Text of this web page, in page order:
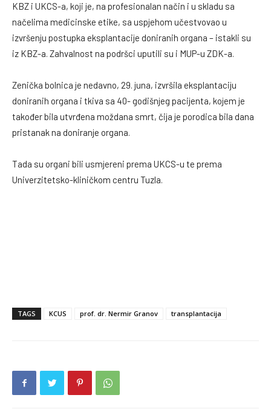
KBZ i UKCS-a, koji je, na profesionalan način i u skladu sa
načelima medicinske etike, sa uspjehom učestvovao u
izvršenju postupka eksplantacije doniranih organa – istakli su
iz KBZ-a. Zahvalnost na podršci uputili su i MUP-u ZDK-a.
Zenička bolnica je nedavno, 29. juna, izvršila eksplantaciju
doniranih organa i tkiva sa 40- godišnjeg pacijenta, kojem je
također bila utvrđena moždana smrt, čija je porodica bila dana
pristanak na doniranje organa.
Tada su organi bili usmjereni prema UKCS-u te prema
Univerzitetsko-kliničkom centru Tuzla.
TAGS KCUS prof. dr. Nermir Granov transplantacija